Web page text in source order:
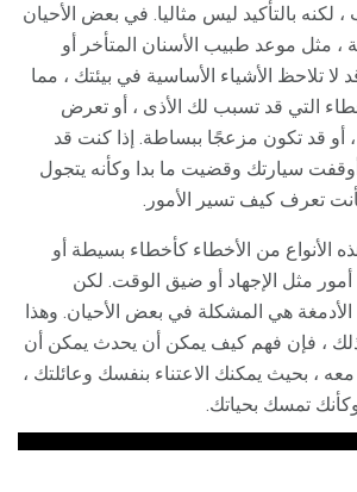
بالتأكيد ليس مثاليا. في بعض الأحيان
، مثل موعد طبيب الأسنان المتأخر أو
لا تلاحظ الأشياء الأساسية في بيئتك ، مما
التي قد تسبب لك الأذى ، أو تعرض
قد تكون مزعجًا ببساطة. إذا كنت قد
سيارتك وقضيت ما بدا وكأنه يتجول
فأنت تعرف كيف تسير الأمور.
من الأخطاء كأخطاء بسيطة أو
أمور مثل الإجهاد أو ضيق الوقت. لكن
هي المشكلة في بعض الأحيان. وهذا
ذلك ، فإن فهم كيف يمكن أن يحدث يمكن أن
، بحيث يمكنك الاعتناء بنفسك وعائلتك ،
وكأنك تمسك بحياتك.